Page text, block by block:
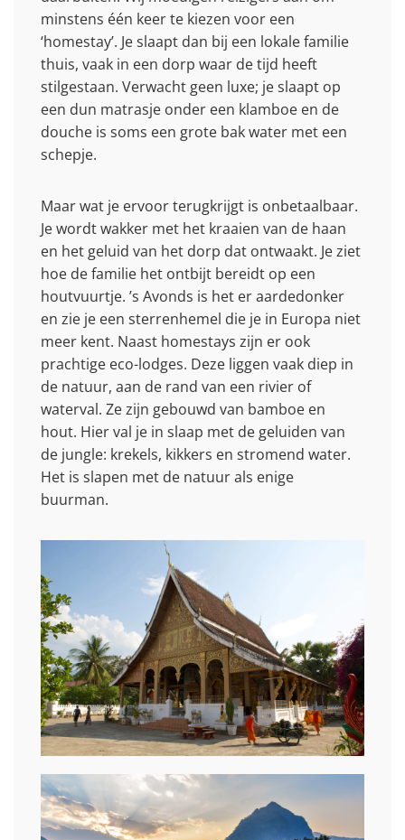
minstens één keer te kiezen voor een
‘homestay’. Je slaapt dan bij een lokale familie
thuis, vaak in een dorp waar de tijd heeft
stilgestaan. Verwacht geen luxe; je slaapt op
een dun matrasje onder een klamboe en de
douche is soms een grote bak water met een
schepje.
Maar wat je ervoor terugkrijgt is onbetaalbaar.
Je wordt wakker met het kraaien van de haan
en het geluid van het dorp dat ontwaakt. Je ziet
hoe de familie het ontbijt bereidt op een
houtvuurtje. ’s Avonds is het er aardedonker
en zie je een sterrenhemel die je in Europa niet
meer kent. Naast homestays zijn er ook
prachtige eco-lodges. Deze liggen vaak diep in
de natuur, aan de rand van een rivier of
waterval. Ze zijn gebouwd van bamboe en
hout. Hier val je in slaap met de geluiden van
de jungle: krekels, kikkers en stromend water.
Het is slapen met de natuur als enige
buurman.